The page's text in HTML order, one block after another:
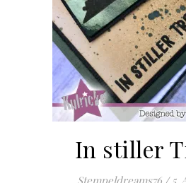
In stiller
Stempeldreams76 / 5.